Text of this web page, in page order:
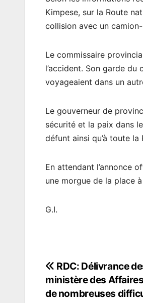
Kimpese, sur la Route
collision avec un
Le commissaire
l’accident. Son garde
voyageaient dans un
Le gouverneur de
sécurité et la paix dans
défunt ainsi qu’à toute
En attendant l’annonce
une morgue de la place
G.I.
Navigation
de
RDC: Délivrance
ministère des
de nombreuses